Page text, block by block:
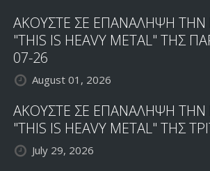
ΑΚΟΥΣΤΕ ΣΕ ΕΠΑΝΑΛΗΨΗ
"THIS IS HEAVY METAL" ΤΗΣ
07-26
August 01, 2026
ΑΚΟΥΣΤΕ ΣΕ ΕΠΑΝΑΛΗΨΗ
"THIS IS HEAVY METAL" ΤΗΣ
July 29, 2026